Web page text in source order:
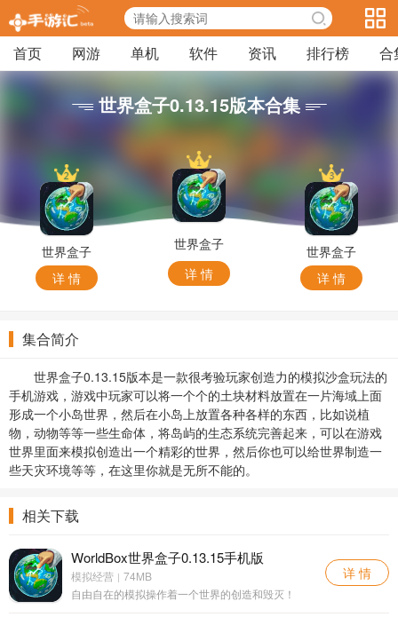
首页 网游 单机 软件 资讯 排行榜 合
世界盒子0.13.15版本合集
世界盒子
0.9.3内置
菜单手机版
详 情
世界盒子
0.9.8正版
详 情
世界盒子
1.0正版
详 情
集合简介
世界盒子0.13.15版本是一款很考验玩家创造力的模拟沙盒玩法的
手机游戏，游戏中玩家可以将一个个的土块材料放置在一片海域上面
形成一个小岛世界，然后在小岛上放置各种各样的东西，比如说植
物，动物等等一些生命体，将岛屿的生态系统完善起来，可以在游戏
世界里面来模拟创造出一个精彩的世界，然后你也可以给世界制造一
些天灾环境等等，在这里你就是无所不能的。
相关下载
WorldBox世界盒子0.13.15手机版
模拟经营 | 74MB
自由自在的模拟操作着一个世界的创造和毁灭！
详 情